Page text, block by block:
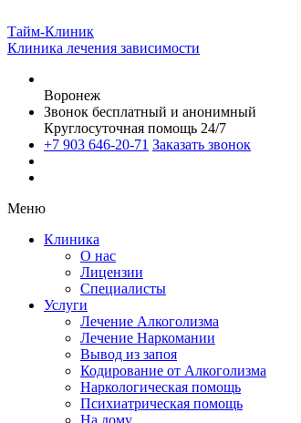
Тайм-Клиник
Клиника лечения зависимости
Воронеж
Звонок бесплатный и анонимный
Круглосуточная помощь 24/7
+7 903 646-20-71 Заказать звонок
Меню
Клиника
О нас
Лицензии
Специалисты
Услуги
Лечение Алкоголизма
Лечение Наркомании
Вывод из запоя
Кодирование от Алкоголизма
Наркологическая помощь
Психиатрическая помощь
На дому